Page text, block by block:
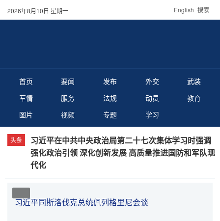
2026年8月10日 星期一 English 搜索
首页 要闻 发布 外交
武装
军情
服务 法规 动员
教育
图片
视频 专题 学习
习近平在中共中央政治局第二十七次集体学习时强调
强化政治引领 深化创新发展 高质量推进国防和军队现
代化
习近平同斯洛伐克总统佩列格里尼会谈